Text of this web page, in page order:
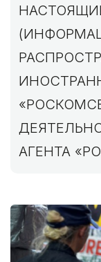
АГЕНТА